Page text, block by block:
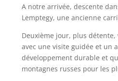
A notre arrivée, descente
Lemptegy, une ancienne
Deuxième jour, plus
avec une visite guidée et un
développement durable et
montagnes russes pour les